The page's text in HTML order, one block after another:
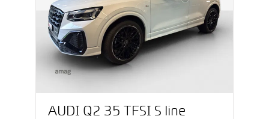
AUDI Q2 35 TFSI S line